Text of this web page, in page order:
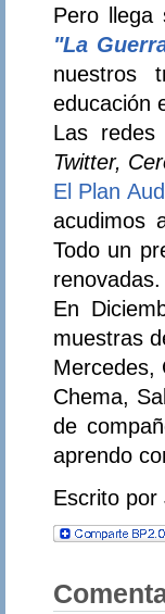
Pero llega
"La
nuestros
educación
Las
Twitter,
El Plan
acudimos
Todo un
renovadas.
En
muestras
Mercedes,
Chema,
de
aprendo
Escrito